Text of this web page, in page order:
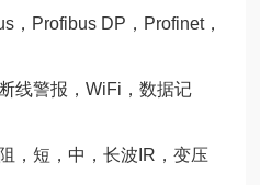
，Profibus DP，Profinet，
线警报，WiFi，数据记
，短，中，长波IR，变压